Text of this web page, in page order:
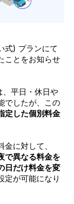
式) プランにて
ことをお知らせ
平日・休日や
でしたが、この
定した個別料金
に対して、
で異なる料金を
日だけ料金を変
定が可能になり